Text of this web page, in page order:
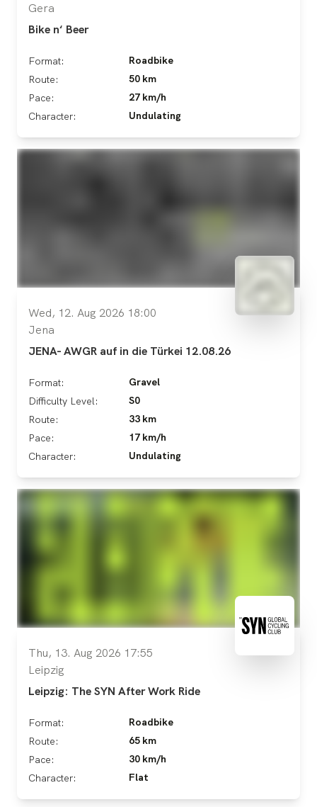
Gera
Bike n‘ Beer
Format:
Roadbike
Route:
50 km
Pace:
27 km/h
Character:
Undulating
Wed, 12. Aug 2026 18:00
Jena
JENA- AWGR auf in die Türkei 12.08.26
Format:
Gravel
Difficulty Level:
S0
Route:
33 km
Pace:
17 km/h
Character:
Undulating
Thu, 13. Aug 2026 17:55
Leipzig
Leipzig: The SYN After Work Ride
Format:
Roadbike
Route:
65 km
Pace:
30 km/h
Character:
Flat